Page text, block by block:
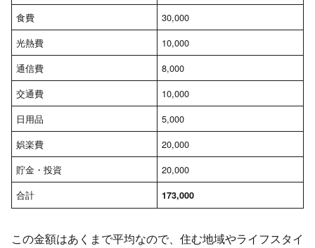
食費
30,000
光熱費
10,000
通信費
8,000
交通費
10,000
日用品
5,000
娯楽費
20,000
貯金・投資
20,000
合計
173,000
この金額はあくまで平均なので、住む地域やライフスタイ